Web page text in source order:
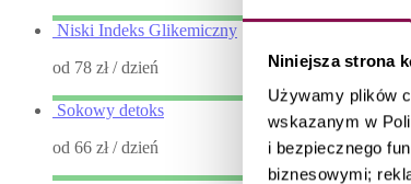
Niniejsza strona
Używamy plików
wskazanym w
i bezpiecznego
biznesowymi;
Niski Indeks Glikemiczny
od 78 zł/ dzień
Sokowy detoks
od 66 zł/ dzień